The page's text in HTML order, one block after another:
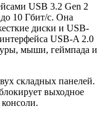
USB 3.2 Gen 2
10 Гбит/с. Она
диски и USB-
USB-A 2.0
мыши, геймпада и
складных панелей.
выходное